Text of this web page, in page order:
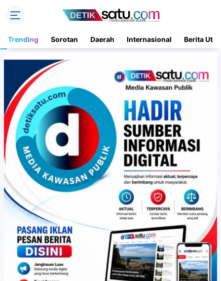
Trending Sorotan Daerah Internasional Berita